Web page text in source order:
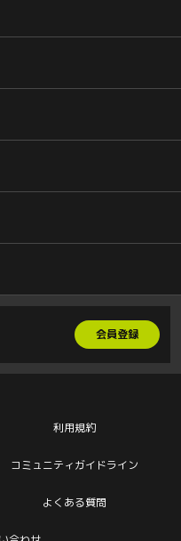
会員登録
利用規約
コミュニティガイドライン
よくある質問